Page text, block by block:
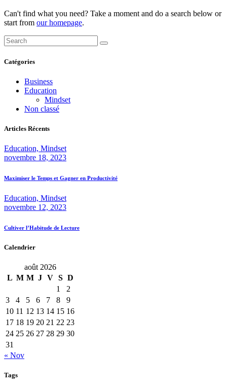
Can't find what you need? Take a moment and do a search below or
start from our homepage.
Catégories
Business
Education
Mindset
Non classé
Articles Récents
Education, Mindset
novembre 18, 2023
Maximiser le Temps et Gagner en Productivité
Education, Mindset
novembre 12, 2023
Cultiver l’Habitude de Lecture
Calendrier
août 2026
L M M J V S D
1
2
3
4 5 6 7 8
9
10 11 12 13 14 15 16
17 18 19 20 21 22 23
24 25 26 27 28 29 30
31
« Nov
Tags